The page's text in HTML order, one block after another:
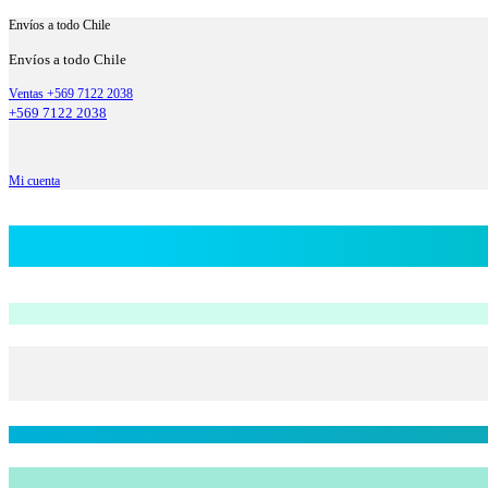
Envíos a todo Chile
Envíos a todo Chile
Ventas +569 7122 2038
+569 7122 2038
Mi cuenta